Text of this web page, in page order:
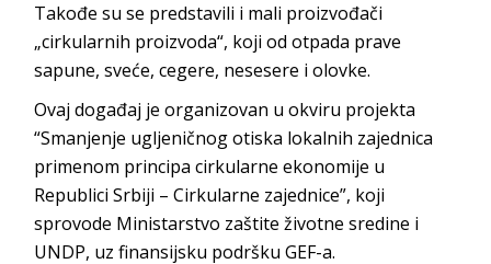
Takođe su se predstavili i mali proizvođači
„cirkularnih proizvoda“, koji od otpada prave
sapune, sveće, cegere, nesesere i olovke.
Ovaj događaj je organizovan u okviru projekta
“Smanjenje ugljeničnog otiska lokalnih zajednica
primenom principa cirkularne ekonomije u
Republici Srbiji – Cirkularne zajednice”, koji
sprovode Ministarstvo zaštite životne sredine i
UNDP, uz finansijsku podršku GEF-a.